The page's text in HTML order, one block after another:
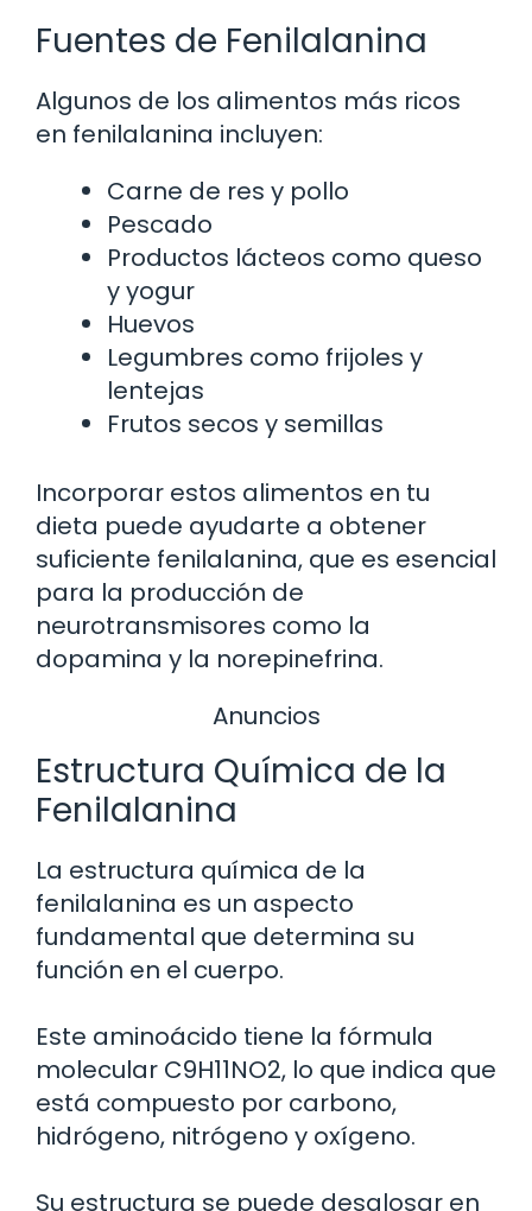
Fuentes de Fenilalanina
Algunos de los alimentos más ricos
en fenilalanina incluyen:
Carne de res y pollo
Pescado
Productos lácteos como queso
y yogur
Huevos
Legumbres como frijoles y
lentejas
Frutos secos y semillas
Incorporar estos alimentos en tu
dieta puede ayudarte a obtener
suficiente fenilalanina, que es esencial
para la producción de
neurotransmisores como la
dopamina y la norepinefrina.
Anuncios
Estructura Química de la
Fenilalanina
La estructura química de la
fenilalanina es un aspecto
fundamental que determina su
función en el cuerpo.
Este aminoácido tiene la fórmula
molecular C9H11NO2, lo que indica que
está compuesto por carbono,
hidrógeno, nitrógeno y oxígeno.
Su estructura se puede desglosar en